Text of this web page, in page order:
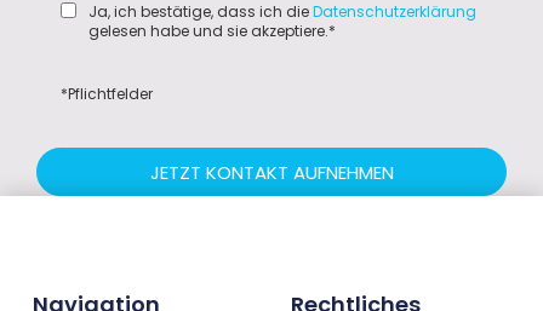
Ja, ich bestätige, dass ich dieDatenschutzerklärung
gelesen habe und sie akzeptiere.*
*Pflichtfelder
JETZT KONTAKT AUFNEHMEN
Navigation Rechtliches